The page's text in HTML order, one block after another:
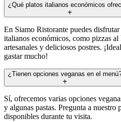
¿Qué platos italianos económicos
En Siamo Ristorante puedes
italianos económicos, como pizzas al
artesanales y deliciosos postres.
gastar mucho!
¿Tienen opciones veganas en el
Sí, ofrecemos varias opciones
y algunas pastas. Pregunta a nuestro
disponibles durante tu visita.